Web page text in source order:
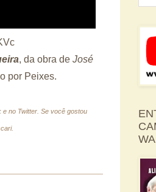
, da obra deJosé
por Peixes.
no Twitter. Se você gostou